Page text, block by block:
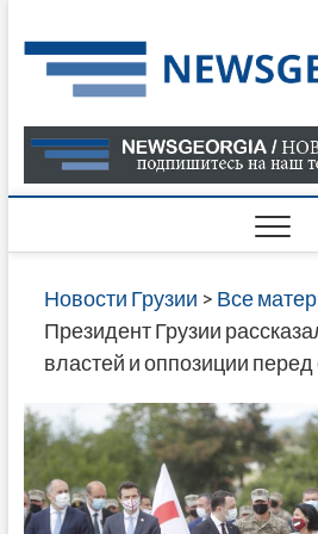
to
content
Новости Грузии > Все
Президент Грузии
властей и оппозиции перед